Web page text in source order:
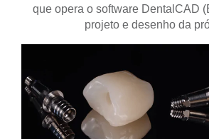
que opera o software DentalCAD
projeto e desenho da